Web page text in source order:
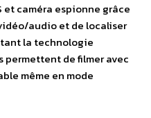
et caméra espionne grâce
audio et de localiser
la technologie
de filmer avec
même en mode